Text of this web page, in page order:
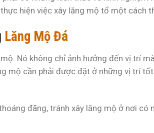
hiện việc xây lăng mộ tổ một cách
Lăng Mộ Đá
Nó không chỉ ảnh hưởng đến vị trí
mộ cần phải được đặt ở những vị trí
đãng, tránh xây lăng mộ ở nơi có